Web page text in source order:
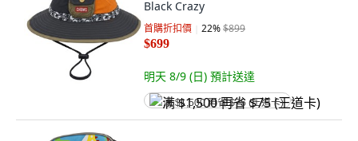
Black Crazy
首購折扣價 22%$899
$699
明天 8/9 (日) 預計送達
满 $1,500 再省 $75 (王道卡)